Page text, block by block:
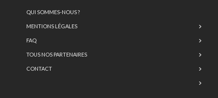
QUI SOMMES-NOUS ?
MENTIONS LÉGALES
FAQ
TOUS NOS PARTENAIRES
CONTACT